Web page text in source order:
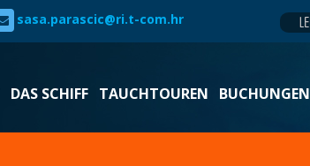
sasa.parascic@ri.t-com.hr
DAS SCHIFF TAUCHTOUREN BUCHUNGEN